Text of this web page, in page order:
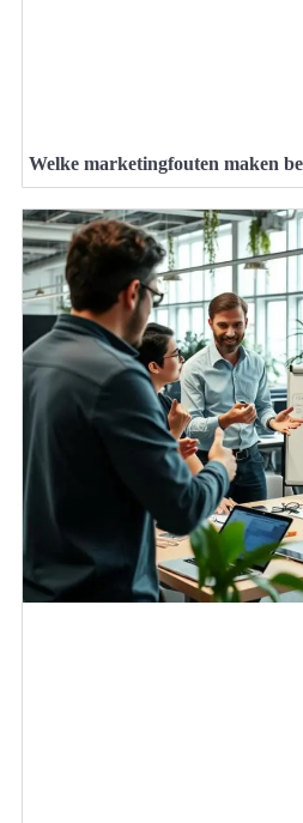
Welke marketingfouten maken